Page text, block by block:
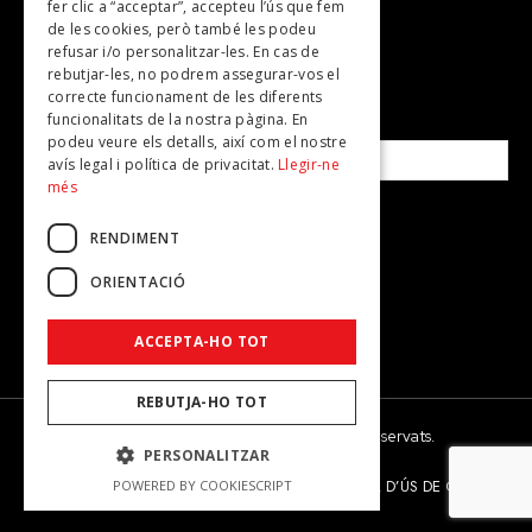
SUBSCRIU-TE A LA NOSTRA NEWSLETTER!
Correu electrònic*
Accepto lapolítica de privacitat
© 2026 - Dona Secret - Tots els drets reservats.
POLÍTICA DE PRIVACITAT POLÍTICA D’ÚS DE COOKIES
fer clic a “acceptar”, accepteu l’ús que fem
de les cookies, però també les podeu
refusar i/o personalitzar-les. En cas de
rebutjar-les, no podrem assegurar-vos el
correcte funcionament de les diferents
funcionalitats de la nostra pàgina. En
podeu veure els detalls, així com el nostre
avís legal i política de privacitat. Llegir-ne
més
RENDIMENT
ORIENTACIÓ
ACCEPTA-HO TOT
REBUTJA-HO TOT
PERSONALITZAR
POWERED BY COOKIESCRIPT